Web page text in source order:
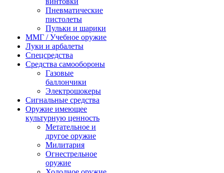
Пневматические
пистолеты
Пульки и шарики
ММГ / Учебное оружие
Луки и арбалеты
Спецсредства
Средства самообороны
Газовые
баллончики
Электрошокеры
Сигнальные средства
Оружие имеющее
культурную ценность
Метательное и
другое оружие
Милитария
Огнестрельное
оружие